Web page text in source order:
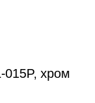
015P, хром